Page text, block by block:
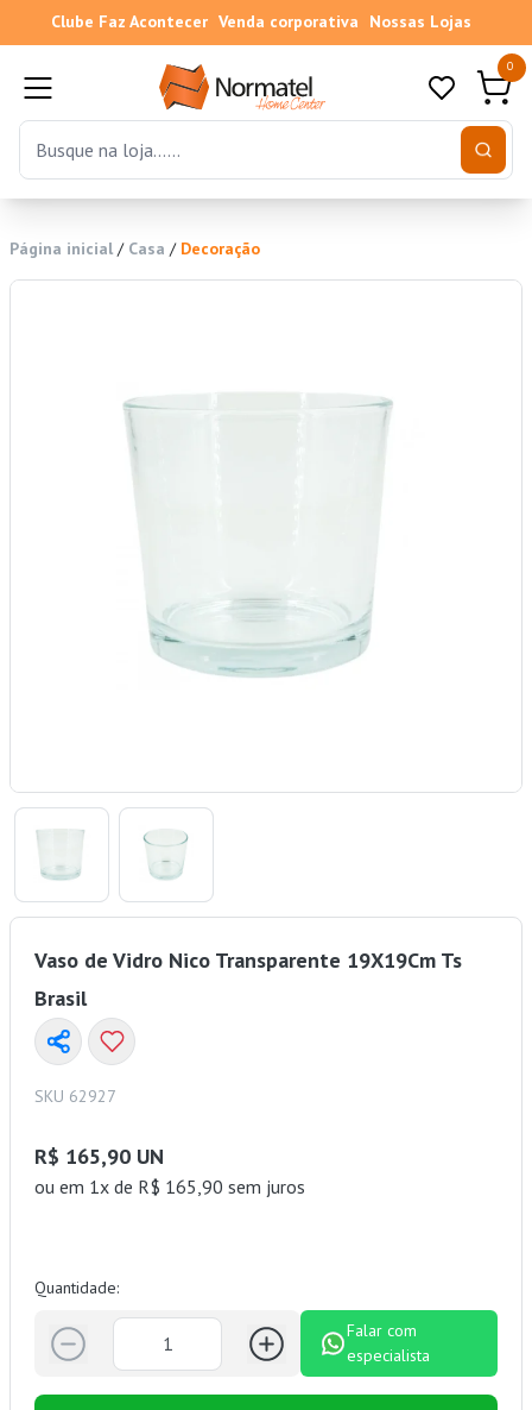
Clube Faz Acontecer Venda corporativa Nossas Lojas
0
Página inicial / Casa / Decoração
Vaso de Vidro Nico Transparente 19X19Cm Ts
Brasil
SKU 62927
R$ 165,90 UN
ou em 1x de R$ 165,90 sem juros
Quantidade:
Falar com
especialista